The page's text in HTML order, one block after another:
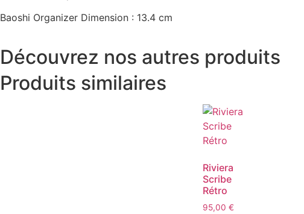
Baoshi Organizer Dimension : 13.4 cm
Découvrez nos autres produits
Produits similaires
Riviera
Scribe
Rétro
95,00 €